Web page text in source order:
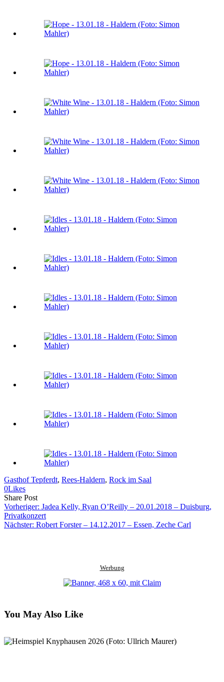
Gasthof Tepferdt, Rees-Haldern, Rock im Saal
0Likes
Share PostShare
on
Facebook
Copy
URL
to
clipboard
Send
Link
via
eMail
Vorheriger: Jadea Kelly, Ryan O’Reilly – 20.01.2018 – Duisburg,
Privatkonzert
Nächster: Robert Forster – 14.12.2017 – Essen, Zeche Carl
Werbung
You May Also Like